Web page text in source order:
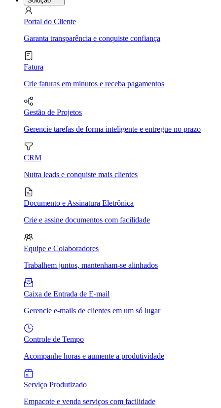
Portal do Cliente
Garanta transparência e conquiste confiança
Fatura
Crie faturas em minutos e receba pagamentos
Gestão de Projetos
Gerencie tarefas de forma inteligente e entregue no prazo
CRM
Nutra leads e conquiste mais clientes
Documento e Assinatura Eletrônica
Crie e assine documentos com facilidade
Equipe e Colaboradores
Trabalhem juntos, mantenham-se alinhados
Caixa de Entrada de E-mail
Gerencie e-mails de clientes em um só lugar
Controle de Tempo
Acompanhe horas e aumente a produtividade
Serviço Produtizado
Empacote e venda serviços com facilidade